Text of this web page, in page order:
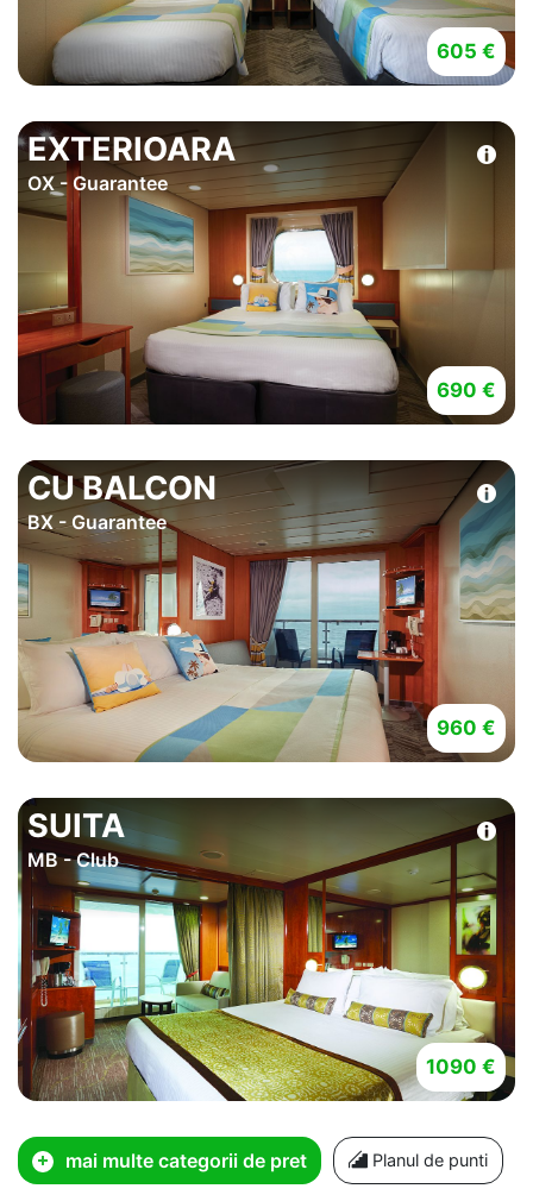
605 €
EXTERIOARA
OX - Guarantee
690 €
CU BALCON
BX - Guarantee
960 €
SUITA
MB - Club
1090 €
mai multe categorii de pret Planul de punti